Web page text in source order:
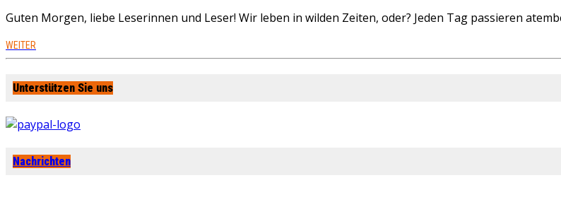
Guten Morgen, liebe Leserinnen und Leser! Wir leben in wilden Zeiten, oder? Jeden Tag passieren
WEITER
Unterstützen Sie uns
Nachrichten